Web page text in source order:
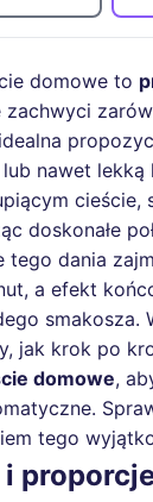
domowe to
zachwyci
nawet lekką
cieście,
doskonałe
tego dania
a efekt
smakosza.
jak krok po
domowe,
tego
i